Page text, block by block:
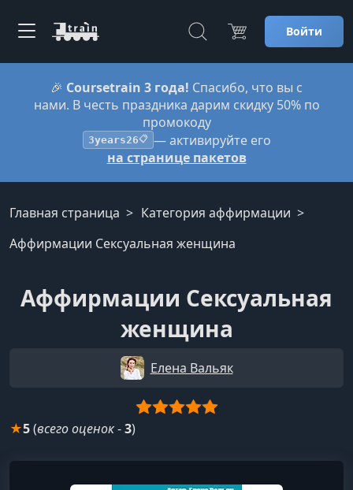
Войти
🎉 Coursetrain 3 года! Спасибо, что вы с
нами. В честь праздника дарим скидку 50% по
промокоду
3years26📋 — активируйте его
на странице пакетов
Главная страница
Категория аффирмации
Аффирмации Сексуальная женщина
Аффирмации Сексуальная
женщина
Елена Вальяк
★5(всего оценок-3)